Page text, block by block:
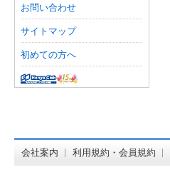
お問い合わせ
サイトマップ
初めての方へ
会社案内 利用規約・会員規約